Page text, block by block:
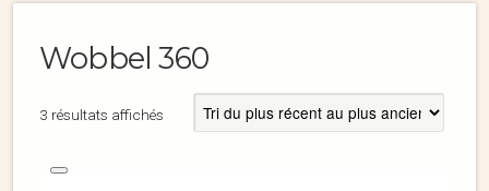
Wobbel 360
3 résultats affichés